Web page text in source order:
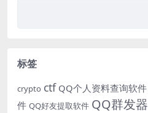
标签
crypto ctf QQ个人资料查询软件
件 QQ好友提取软件 QQ群发器